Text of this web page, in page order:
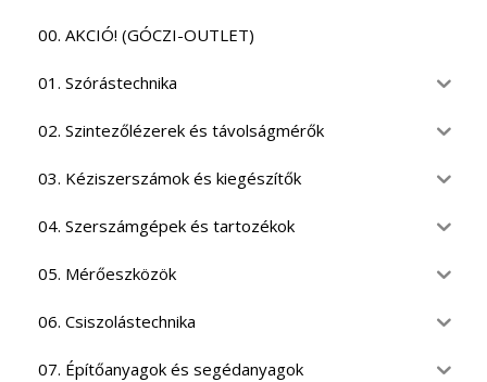
00. AKCIÓ! (GÓCZI-OUTLET)
01. Szórástechnika
02. Szintezőlézerek és távolságmérők
03. Kéziszerszámok és kiegészítők
04. Szerszámgépek és tartozékok
05. Mérőeszközök
06. Csiszolástechnika
07. Építőanyagok és segédanyagok